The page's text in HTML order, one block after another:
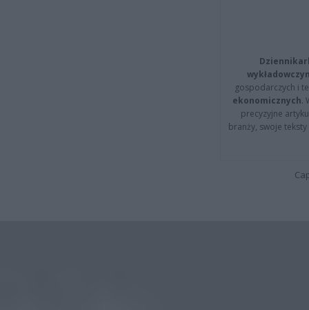
gospodarczych i
ekonomicznych.
precyzyjne
branży, swoje